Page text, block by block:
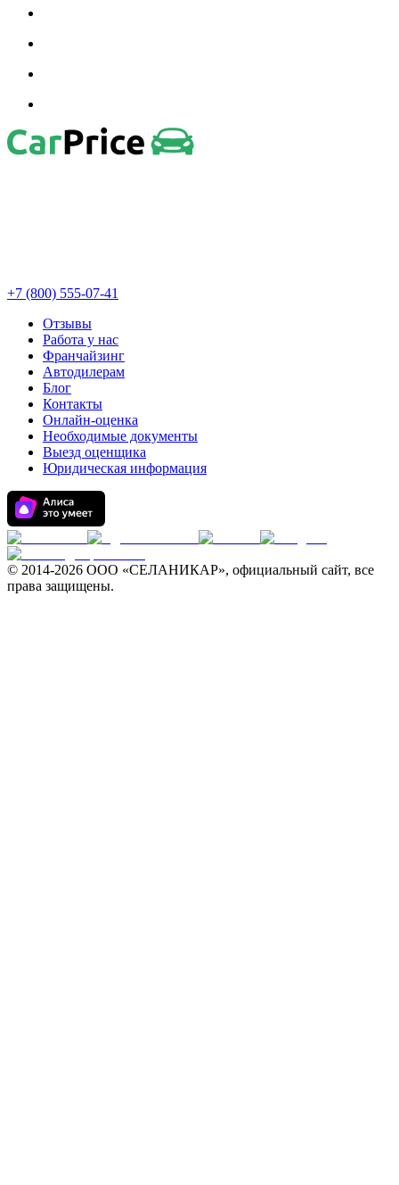
+7 (800) 555-07-41
Отзывы
Работа у нас
Франчайзинг
Автодилерам
Блог
Контакты
Онлайн-оценка
Необходимые документы
Выезд оценщика
Юридическая информация
© 2014-2026 ООО «СЕЛАНИКАР», официальный сайт, все
права защищены.